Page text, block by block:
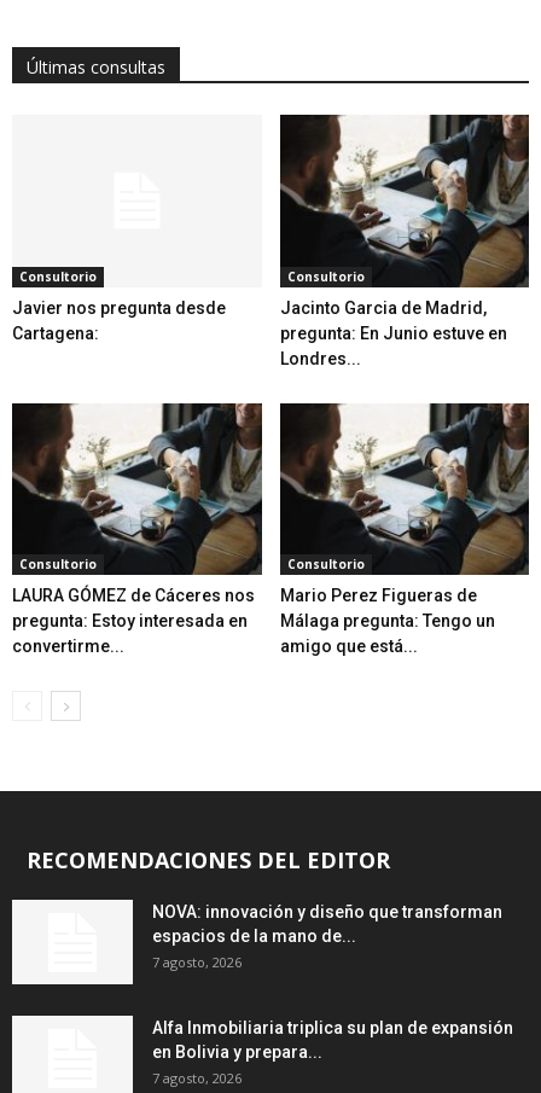
Últimas consultas
Consultorio
Javier nos pregunta desde
Cartagena:
Consultorio
Jacinto Garcia de Madrid,
pregunta: En Junio estuve en
Londres...
Consultorio
LAURA GÓMEZ de Cáceres nos
pregunta: Estoy interesada en
convertirme...
Consultorio
Mario Perez Figueras de
Málaga pregunta: Tengo un
amigo que está...
RECOMENDACIONES DEL EDITOR
NOVA: innovación y diseño que transforman
espacios de la mano de...
7 agosto, 2026
Alfa Inmobiliaria triplica su plan de expansión
en Bolivia y prepara...
7 agosto, 2026